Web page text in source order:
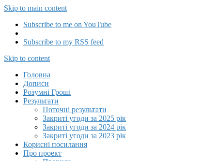
Skip to main content
Subscribe to me on YouTube
Subscribe to my RSS feed
Capitalizator UA
Skip to content
Головна
Дописи
Розумні Гроші
Результати
Поточні результати
Закриті угоди за 2025 рік
Закриті угоди за 2024 рік
Закриті угоди за 2023 рік
Корисні посилання
Про проект